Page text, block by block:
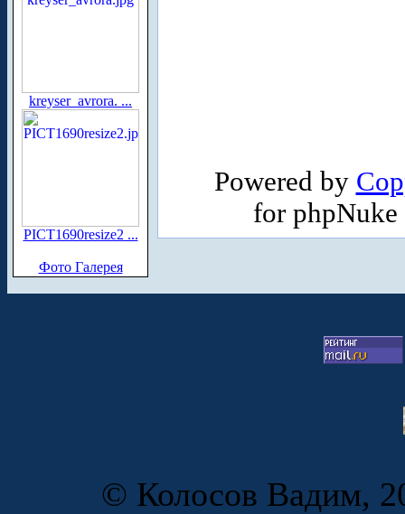
kreyser_avrora. ...
PICT1690resize2 ...
Фото Галерея
Powered by
for
© Колосов Вадим,